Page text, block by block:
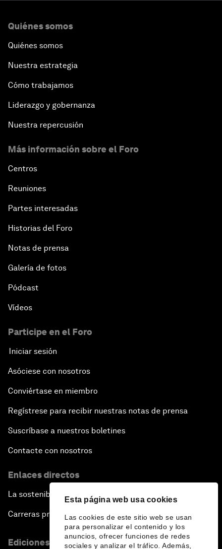
Esta página web usa cookies
Las cookies de este sitio web se usan
para personalizar el contenido y los
anuncios, ofrecer funciones de redes
sociales y analizar el tráfico. Además,
Quiénes somos
Quiénes somos
Nuestra estrategia
Cómo trabajamos
Liderazgo y gobernanza
Nuestra repercusión
Más información sobre el Foro
Centros
Reuniones
Partes interesadas
Historias del Foro
Notas de prensa
Galería de fotos
Pódcast
Vídeos
Participe en el Foro
Iniciar sesión
Asóciese con nosotros
Conviértase en miembro
Regístrese para recibir nuestras notas de prensa
Suscríbase a nuestros boletines
Contacte con nosotros
Enlaces directos
La sostenibilidad en el Foro
Carreras profesionales
Ediciones en otros idiomas